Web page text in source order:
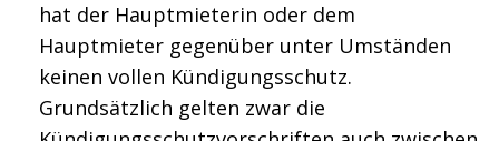
hat der Hauptmieterin oder dem
Hauptmieter gegenüber unter Umständen
keinen vollen Kündigungsschutz.
Grundsätzlich gelten zwar die